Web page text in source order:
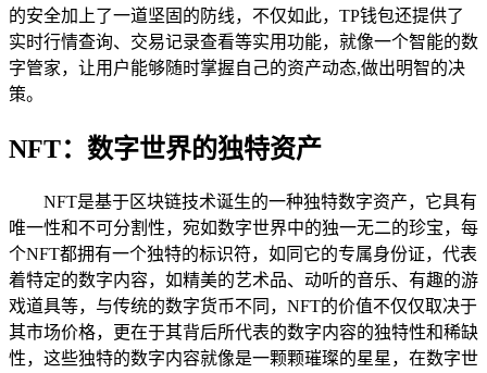
的安全加上了一道坚固的防线，不仅如此，TP钱包还提供了
实时行情查询、交易记录查看等实用功能，就像一个智能的数
字管家，让用户能够随时掌握自己的资产动态,做出明智的决
策。
NFT：数字世界的独特资产
NFT是基于区块链技术诞生的一种独特数字资产，它具有
唯一性和不可分割性，宛如数字世界中的独一无二的珍宝，每
个NFT都拥有一个独特的标识符，如同它的专属身份证，代表
着特定的数字内容，如精美的艺术品、动听的音乐、有趣的游
戏道具等，与传统的数字货币不同，NFT的价值不仅仅取决于
其市场价格，更在于其背后所代表的数字内容的独特性和稀缺
性，这些独特的数字内容就像是一颗颗璀璨的星星，在数字世